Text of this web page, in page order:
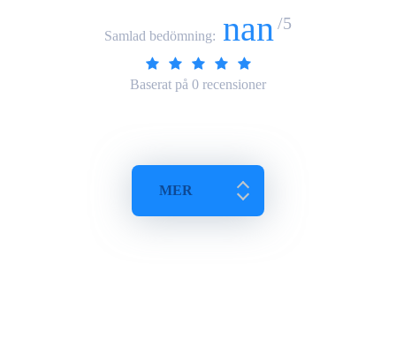
Samlad bedömning: nan /5
Baserat på 0 recensioner
MER